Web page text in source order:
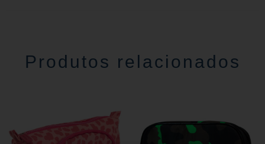
Produtos relacionados